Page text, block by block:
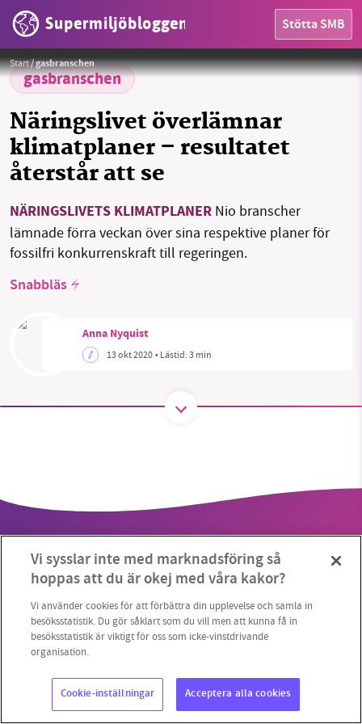
Supermiljöbloggen Stötta SMB
OMRÅDEN
MILJÖFAKTA
OM OSS
Sök Sparade inlägg Tipsa oss
Facebook Instagram
Start/gasbranschen
gasbranschen
Näringslivet överlämnar
klimatplaner – resultatet
återstår att se
NÄRINGSLIVETS KLIMATPLANER Nio branscher
lämnade förra veckan över sina respektive planer för
fossilfri konkurrenskraft till regeringen.
Snabbläs
Anna Nyquist
13 okt 2020• Lästid:3 min
Various-Photography från Pixabay
Copyright 2023 © Supermiljöbloggen Cookieinställningar
nyhetsbevakning och granskningar. Nu vill vi
utveckla vårt arbete – och vi hoppas att du
vill hjälpa oss.
Stötta vårt arbete genom att swisha en slant till
1231368703
Läs vad vi vill göra
Vi sysslar inte med marknadsföring så
hoppas att du är okej med våra kakor?
Vi använder cookies för att förbättra din upplevelse och samla in
besöksstatistik. Du gör såklart som du vill men att kunna få in
besöksstatistik är viktigt för oss som icke-vinstdrivande
organisation.
Cookie-inställningar Acceptera alla cookies